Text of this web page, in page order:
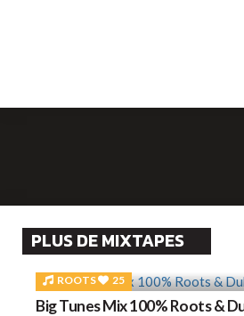
PLUS DE MIXTAPES
ROOTS 25
Big Tunes Mix 100% Roots &